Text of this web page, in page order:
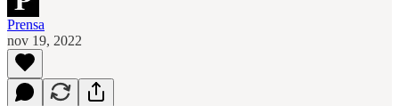
Prensa
nov 19, 2022